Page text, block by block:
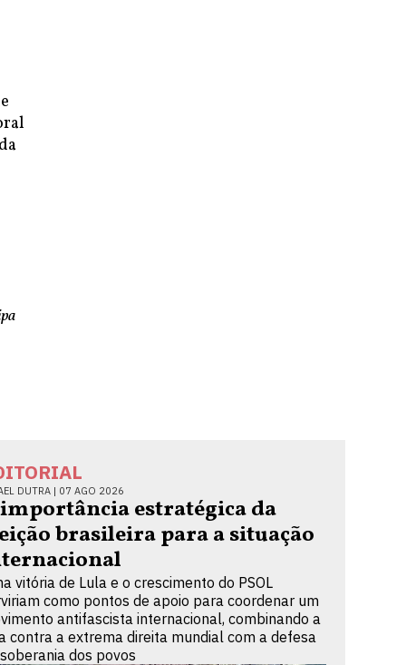
DUTRA | 07 AGO 2026
estratégica da
brasileira para a situação
vitória de Lula e o crescimento do PSOL
como pontos de apoio para coordenar um
antifascista internacional, combinando a
contra a extrema direita mundial com a defesa
dos povos